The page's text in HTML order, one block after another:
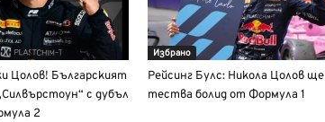
Цолов! Българският
с дубъл
2
Избрано
Рейсинг Булс: Никола Цолов ще
тества болид от Формула 1